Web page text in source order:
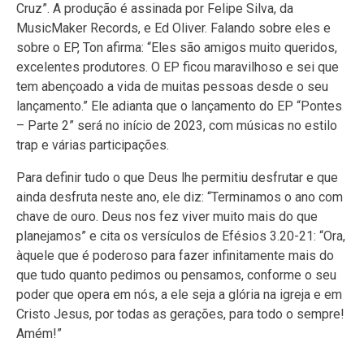
Cruz”. A produção é assinada por Felipe Silva, da
MusicMaker Records, e Ed Oliver. Falando sobre eles e
sobre o EP, Ton afirma: “Eles são amigos muito queridos,
excelentes produtores. O EP ficou maravilhoso e sei que
tem abençoado a vida de muitas pessoas desde o seu
lançamento.” Ele adianta que o lançamento do EP “Pontes
– Parte 2” será no início de 2023, com músicas no estilo
trap e várias participações.
Para definir tudo o que Deus lhe permitiu desfrutar e que
ainda desfruta neste ano, ele diz: “Terminamos o ano com
chave de ouro. Deus nos fez viver muito mais do que
planejamos” e cita os versículos de Efésios 3.20-21: “Ora,
àquele que é poderoso para fazer infinitamente mais do
que tudo quanto pedimos ou pensamos, conforme o seu
poder que opera em nós, a ele seja a glória na igreja e em
Cristo Jesus, por todas as gerações, para todo o sempre!
Amém!”